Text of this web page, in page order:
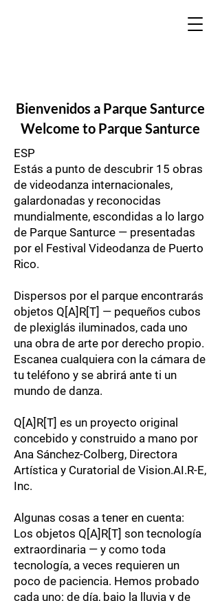
Bienvenidos a Parque Santurce
Welcome to Parque Santurce
ESP
Estás a punto de descubrir 15 obras
de videodanza internacionales,
galardonadas y reconocidas
mundialmente, escondidas a lo largo
de Parque Santurce — presentadas
por el Festival Videodanza de Puerto
Rico.
Dispersos por el parque encontrarás
objetos Q[A]R[T] — pequeños cubos
de plexiglás iluminados, cada uno
una obra de arte por derecho propio.
Escanea cualquiera con la cámara de
tu teléfono y se abrirá ante ti un
mundo de danza.
Q[A]R[T] es un proyecto original
concebido y construido a mano por
Ana Sánchez-Colberg, Directora
Artística y Curatorial de Vision.AI.R-E,
Inc.
Algunas cosas a tener en cuenta:
Los objetos Q[A]R[T] son tecnología
extraordinaria — y como toda
tecnología, a veces requieren un
poco de paciencia. Hemos probado
cada uno: de día, bajo la lluvia y de